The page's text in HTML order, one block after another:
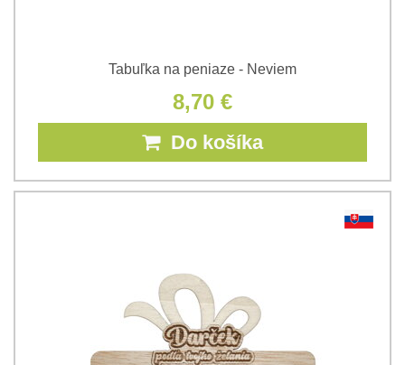
Tabuľka na peniaze - Neviem
8,70 €
Do košíka